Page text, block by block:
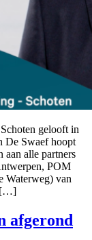
gelooft in
De Swaef hoopt
aan alle partners
POM
Waterweg) van
[…]
afgerond